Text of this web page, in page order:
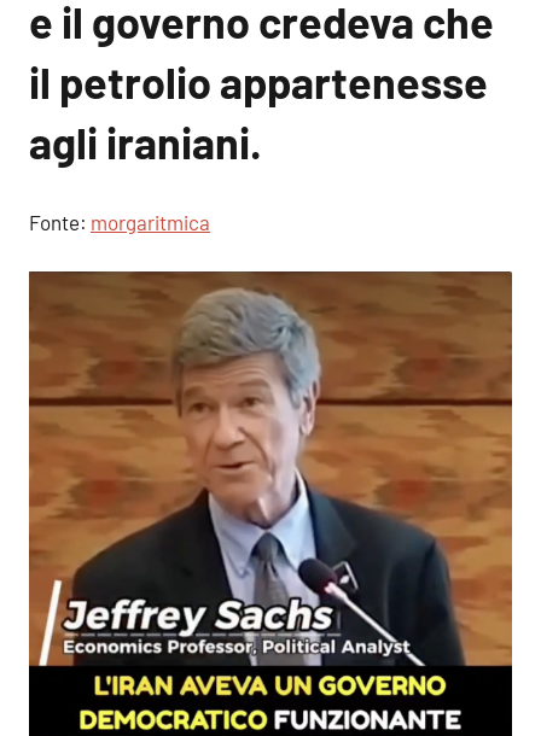
e il governo credeva che
il petrolio appartenesse
agli iraniani.
Fonte: morgaritmica